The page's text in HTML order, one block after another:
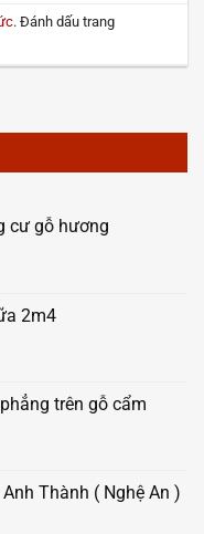
. Đánh dấu trang
cư gỗ hương
2m4
trên gỗ cẩm
Thành ( Nghệ An )